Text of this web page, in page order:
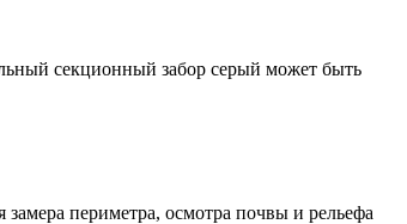
секционный забор серый может быть
периметра, осмотра почвы и рельефа